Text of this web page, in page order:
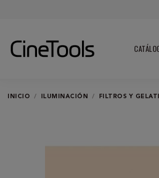
INICIO ILUMINACIÓN FILTROS Y